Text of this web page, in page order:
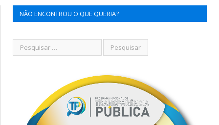
NÃO ENCONTROU O QUE QUERIA?